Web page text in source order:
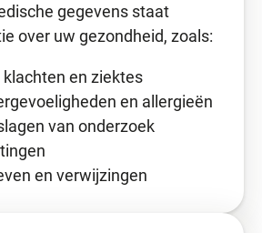
gegevens staat
over uw gezondheid, zoals:
klachten en ziektes
en allergieën
van onderzoek
en verwijzingen